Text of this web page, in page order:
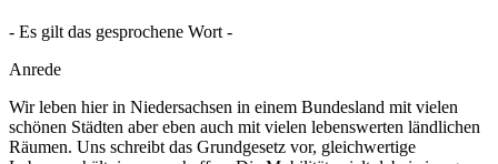
- Es gilt das gesprochene Wort -
Anrede
Wir leben hier in Niedersachsen in einem Bundesland mit vielen
schönen Städten aber eben auch mit vielen lebenswerten ländlichen
Räumen. Uns schreibt das Grundgesetz vor, gleichwertige